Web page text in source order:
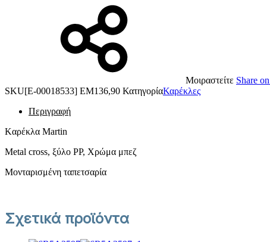
Μοιραστείτε Share
SKU[Ε-00018533] ΕΜ136,90 ΚατηγορίαΚαρέκλες
Περιγραφή
Kαρέκλα Martin
Metal cross, ξύλο PP, Χρώμα μπεζ
Μονταρισμένη ταπετσαρία
Σχετικά προϊόντα